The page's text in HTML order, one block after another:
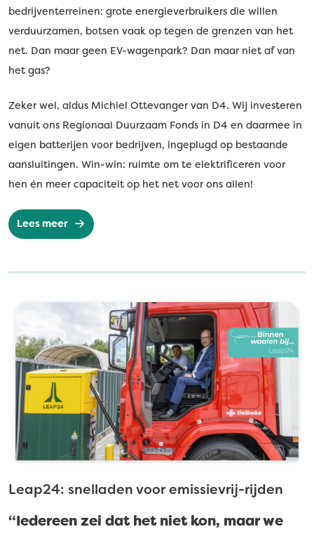
bedrijventerreinen: grote energieverbruikers die willen
verduurzamen, botsen vaak op tegen de grenzen van het
net. Dan maar geen EV-wagenpark? Dan maar niet af van
het gas?
Zeker wel, aldus Michiel Ottevanger van D4. Wij investeren
vanuit ons Regionaal Duurzaam Fonds in D4 en daarmee in
eigen batterijen voor bedrijven, ingeplugd op bestaande
aansluitingen. Win-win: ruimte om te elektrificeren voor
hen én meer capaciteit op het net voor ons allen!
Lees meer
Leap24: snelladen voor emissievrij-rijden
“Iedereen zei dat het niet kon, maar we